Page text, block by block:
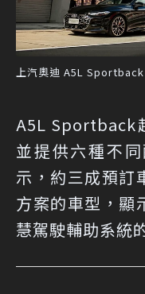
上汽奧迪 A5L
A5L Sportback
並提供六種不
示，約三成預訂
方案的車型，顯
慧駕駛輔助系統